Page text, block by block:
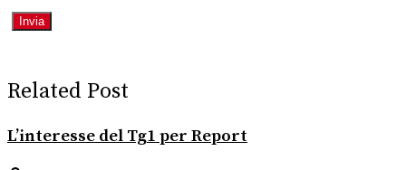
Related Post
L’interesse del Tg1 per Report